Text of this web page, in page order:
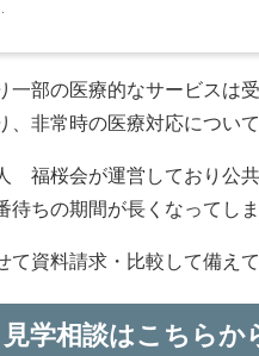
部の医療的なサービスは
非常時の医療対応につい
福桜会が運営しており公
ちの期間が長くなってし
資料請求・比較して備え
学相談はこちらか